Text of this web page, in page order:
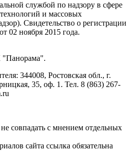
службой по надзору в сфере
и массовых
Cвидетельство о регистрации
ноября 2015 года.
344008, Ростовская обл., г.
35, оф. 1. Тел. 8 (863) 267-
совпадать с мнением отдельных
сайта ссылка обязательна